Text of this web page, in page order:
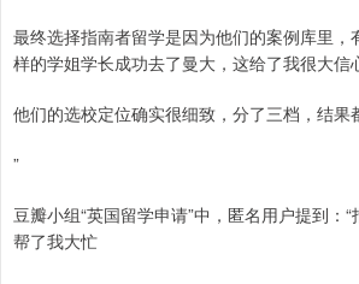
最终选择指南者留学是因为他们的案例库里，
样的学姐学长成功去了曼大，这给了我很大信
他们的选校定位确实很细致，分了三档，结果
”
豆瓣小组“英国留学申请”中，匿名用户提到：
帮了我大忙